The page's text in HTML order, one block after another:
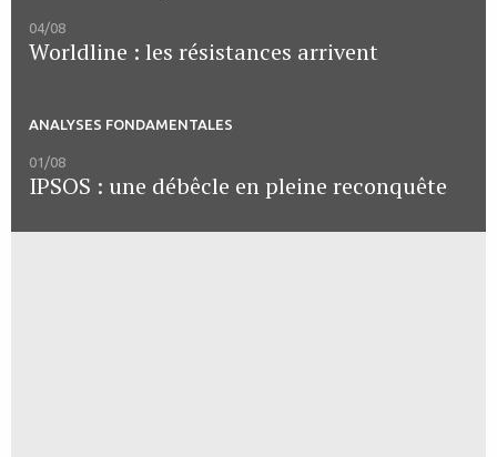
04/08
Worldline : les résistances arrivent
ANALYSES FONDAMENTALES
01/08
IPSOS : une débêcle en pleine reconquête